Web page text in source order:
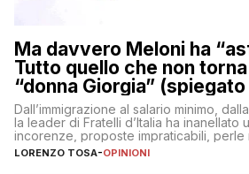
Ma davvero Meloni ha
Tutto quello che non
“donna Giorgia”
Dall’immigrazione al salario minimo,
la leader di Fratelli d’Italia ha inanellato
incorenze, proposte impraticabili, perle
nessuno – a destra come a sinistra –
LORENZO TOSA-OPINIONI